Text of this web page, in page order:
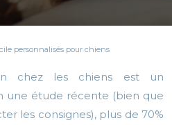
personnalisés pour chiens
chez les chiens est un
une étude récente (bien que
les consignes), plus de 70%